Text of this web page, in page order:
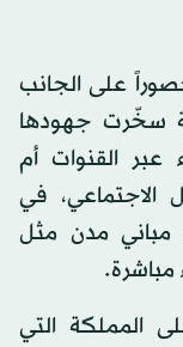
على الجانب
سخّرت جهودها
القنوات أم
الاجتماعي، في
مدن مثل
مباشرة.
المملكة التي